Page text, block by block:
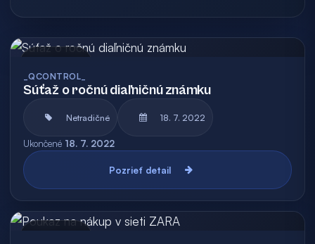
_QCONTROL_
Súťaž o ročnú diaľničnú známku
Netradičné 18. 7. 2022
Ukončené 18. 7. 2022
Pozrieť detail